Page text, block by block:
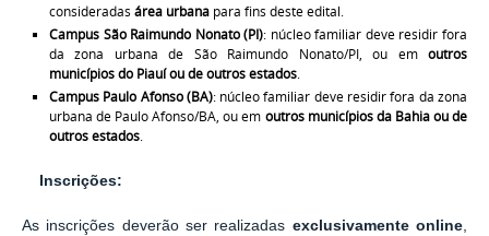
consideradas área urbanapara fins deste edital.
Campus São Raimundo Nonato (PI): núcleo familiar deve residir fora
da zona urbana de São Raimundo Nonato/PI, ou em outros
municípios do Piauí ou de outros estados.
Campus Paulo Afonso (BA): núcleo familiar deve residir fora da zona
urbana de Paulo Afonso/BA, ou em outros municípios da Bahia ou de
outros estados.
Inscrições:
As inscrições deverão ser realizadas exclusivamente online,